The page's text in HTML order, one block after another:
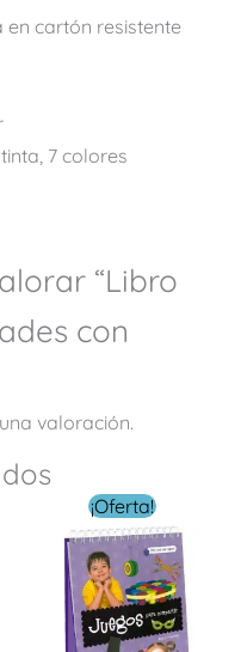
cartón resistente
7 colores
“Libro
con
valoración.
¡Oferta!
El
precio
original
era:
$ 229.00.